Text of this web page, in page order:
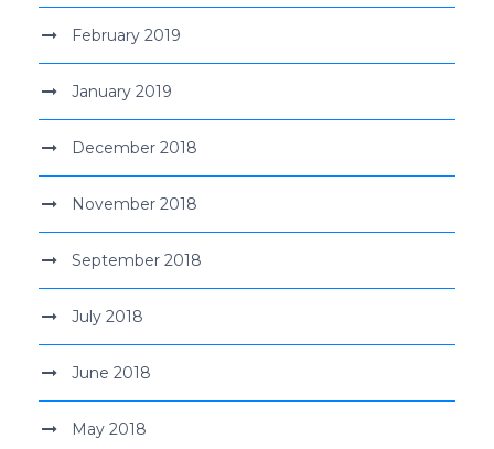
February 2019
January 2019
December 2018
November 2018
September 2018
July 2018
June 2018
May 2018